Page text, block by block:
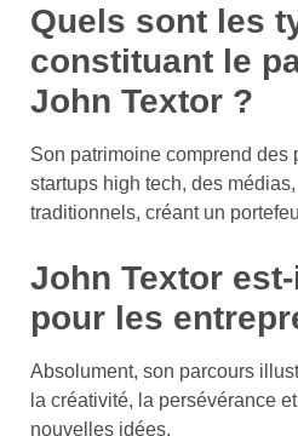
Quels sont les
constituant le
John Textor ?
Son patrimoine comprend des
startups high tech, des
traditionnels, créant un
John Textor
pour les
Absolument, son parcours
la créativité, la persévérance
nouvelles idées.